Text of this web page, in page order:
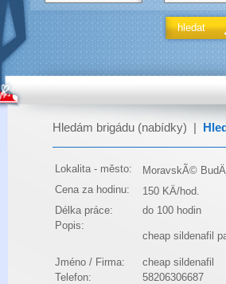
Hledám brigádu (nabídky)
Lokalita - město:
MoravskÃ©
Cena za hodinu:
150 KÄ/hod.
Délka práce:
do 100 hodin
Popis:
cheap sildenafil
Jméno / Firma:
cheap sildenafil
Telefon:
58206306687